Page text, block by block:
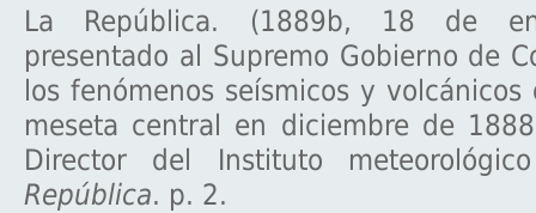
La República. (1889b, 18 de
presentado al Supremo Gobierno de
los fenómenos seísmicos y
meseta central en diciembre de
Director del Instituto
República. p. 2.